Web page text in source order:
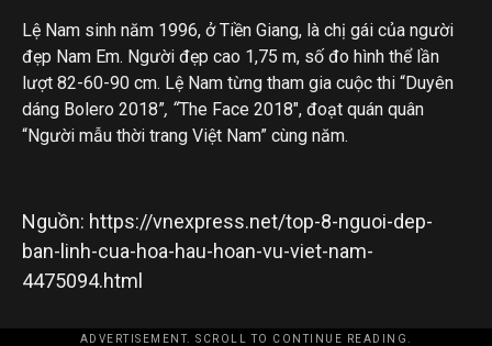
Lệ Nam sinh năm 1996, ở Tiền Giang, là chị gái của người
đẹp Nam Em. Người đẹp cao 1,75 m, số đo hình thể lần
lượt 82-60-90 cm. Lệ Nam từng tham gia cuộc thi “Duyên
dáng Bolero 2018”, “The Face 2018″, đoạt quán quân
“Người mẫu thời trang Việt Nam” cùng năm.
Nguồn: https://vnexpress.net/top-8-nguoi-dep-
ban-linh-cua-hoa-hau-hoan-vu-viet-nam-
4475094.html
ADVERTISEMENT. SCROLL TO CONTINUE READING.